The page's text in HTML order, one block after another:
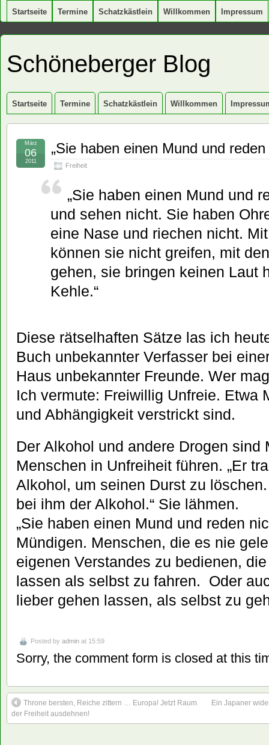
Startseite Termine Schatzkästlein Willkommen Impressum
Schöneberger Blog
Startseite Termine Schatzkästlein Willkommen
„Sie haben einen Mund und reden
Freiheit
März
06
2011
„Sie haben einen Mund und
und sehen nicht. Sie haben
eine Nase und riechen nicht.
können sie nicht greifen, mit
gehen, sie bringen keinen Laut
Kehle.“
Diese rätselhaften Sätze las ich
Buch unbekannter Verfasser bei
Haus unbekannter Freunde. Wer
Ich vermute: Freiwillig Unfreie. Etwa
und Abhängigkeit verstrickt sind.
Der Alkohol und andere Drogen sind
Menschen in Unfreiheit führen. „Er
Alkohol, um seinen Durst zu
bei ihm der Alkohol.“ Sie lähmen.
„Sie haben einen Mund und reden
Mündigen. Menschen, die es nie
eigenen Verstandes zu bedienen,
lassen als selbst zu fahren. Oder
lieber gehen lassen, als selbst zu
Posted by admin at 15:59
Sorry, the comment form is closed at this
Throne bersten, Reiche zittern … Europa! Jetzt Raum
der Freiheit ausdehnen!
Ein Japaner